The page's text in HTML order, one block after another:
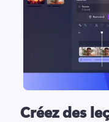
Créez des